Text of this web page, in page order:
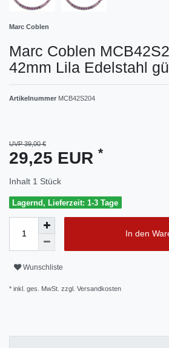
Marc Coblen
Marc Coblen
42mm Lila Edelstahl
Artikelnummer MCB42S204
UVP 39,00 €
29,25 EUR *
Inhalt 1 Stück
Lagernd, Lieferzeit: 1-3 Tage
In den
Wunschliste
* inkl. ges. MwSt. zzgl. Versandkosten